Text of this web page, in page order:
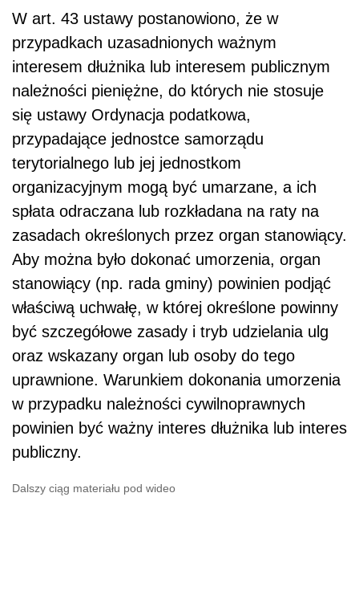
W art. 43 ustawy postanowiono, że w
przypadkach uzasadnionych ważnym
interesem dłużnika lub interesem publicznym
należności pieniężne, do których nie stosuje
się ustawy Ordynacja podatkowa,
przypadające jednostce samorządu
terytorialnego lub jej jednostkom
organizacyjnym mogą być umarzane, a ich
spłata odraczana lub rozkładana na raty na
zasadach określonych przez organ stanowiący.
Aby można było dokonać umorzenia, organ
stanowiący (np. rada gminy) powinien podjąć
właściwą uchwałę, w której określone powinny
być szczegółowe zasady i tryb udzielania ulg
oraz wskazany organ lub osoby do tego
uprawnione. Warunkiem dokonania umorzenia
w przypadku należności cywilnoprawnych
powinien być ważny interes dłużnika lub interes
publiczny.
Dalszy ciąg materiału pod wideo